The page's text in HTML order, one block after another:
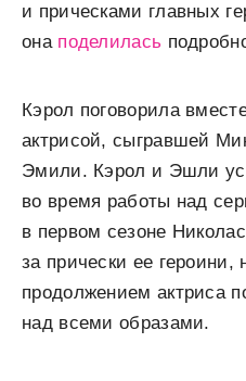
и прическами главных
она поделилась
Кэрол поговорила
актрисой, сыгравшей
Эмили. Кэрол и Эшли
во время работы над
в первом сезоне
за прически ее
продолжением актриса
над всеми образами.